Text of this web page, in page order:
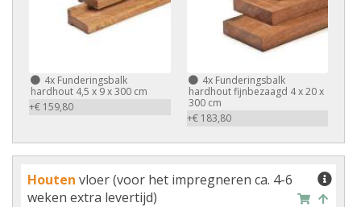
4x Funderingsbalk
hardhout 4,5 x 9 x 300 cm
+€ 159,80
4xFunderingsbalk
hardhout fijnbezaagd 4 x 20 x
300 cm
+€ 183,80
Houten vloer (voor het impregneren ca. 4-6
weken extra levertijd)